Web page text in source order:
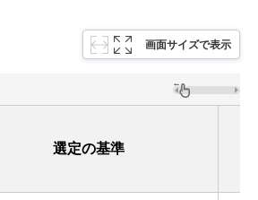
画面サイズで表示
選定の基準